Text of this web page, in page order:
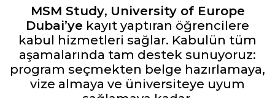
MSM Study, University of Europe
Dubai’ye kayıt yaptıran öğrencilere
kabul hizmetleri sağlar. Kabulün tüm
aşamalarında tam destek sunuyoruz:
program seçmekten belge hazırlamaya,
vize almaya ve üniversiteye uyum